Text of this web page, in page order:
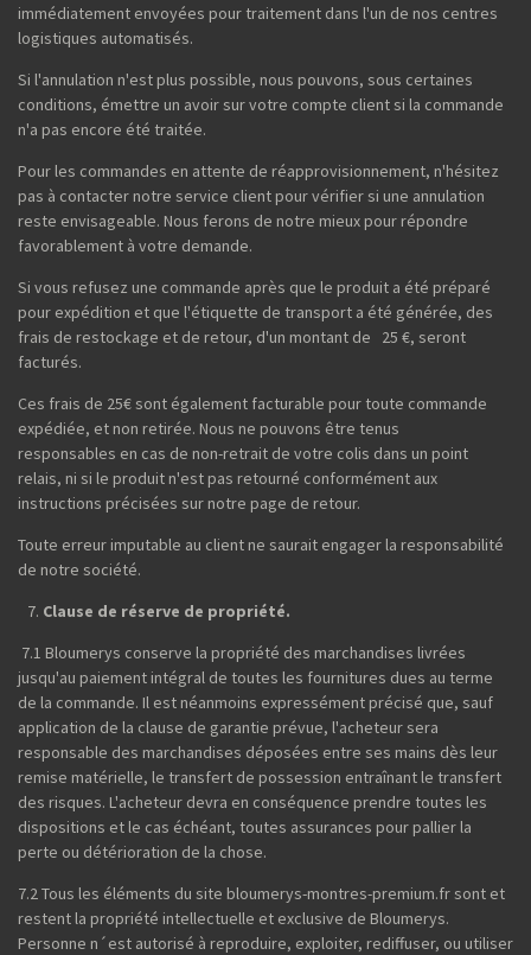
immédiatement envoyées pour traitement dans l'un de nos centres
logistiques automatisés.
Si l'annulation n'est plus possible, nous pouvons, sous certaines
conditions, émettre un avoir sur votre compte client si la commande
n'a pas encore été traitée.
Pour les commandes en attente de réapprovisionnement, n'hésitez
pas à contacter notre service client pour vérifier si une annulation
reste envisageable. Nous ferons de notre mieux pour répondre
favorablement à votre demande.
Si vous refusez une commande après que le produit a été préparé
pour expédition et que l'étiquette de transport a été générée, des
frais de restockage et de retour, d'un montant de 25 €, seront
facturés.
Ces frais de 25€ sont également facturable pour toute commande
expédiée, et non retirée. Nous ne pouvons être tenus
responsables en cas de non-retrait de votre colis dans un point
relais, ni si le produit n'est pas retourné conformément aux
instructions précisées sur notre page de retour.
Toute erreur imputable au client ne saurait engager la responsabilité
de notre société.
Clause de réserve de propriété.
7.1 Bloumerys conserve la propriété des marchandises livrées
jusqu'au paiement intégral de toutes les fournitures dues au terme
de la commande. Il est néanmoins expressément précisé que, sauf
application de la clause de garantie prévue, l'acheteur sera
responsable des marchandises déposées entre ses mains dès leur
remise matérielle, le transfert de possession entraînant le transfert
des risques. L'acheteur devra en conséquence prendre toutes les
dispositions et le cas échéant, toutes assurances pour pallier la
perte ou détérioration de la chose.
7.2 Tous les éléments du site bloumerys-montres-premium.fr sont et
restent la propriété intellectuelle et exclusive de Bloumerys.
Personne n´est autorisé à reproduire, exploiter, rediffuser, ou utiliser